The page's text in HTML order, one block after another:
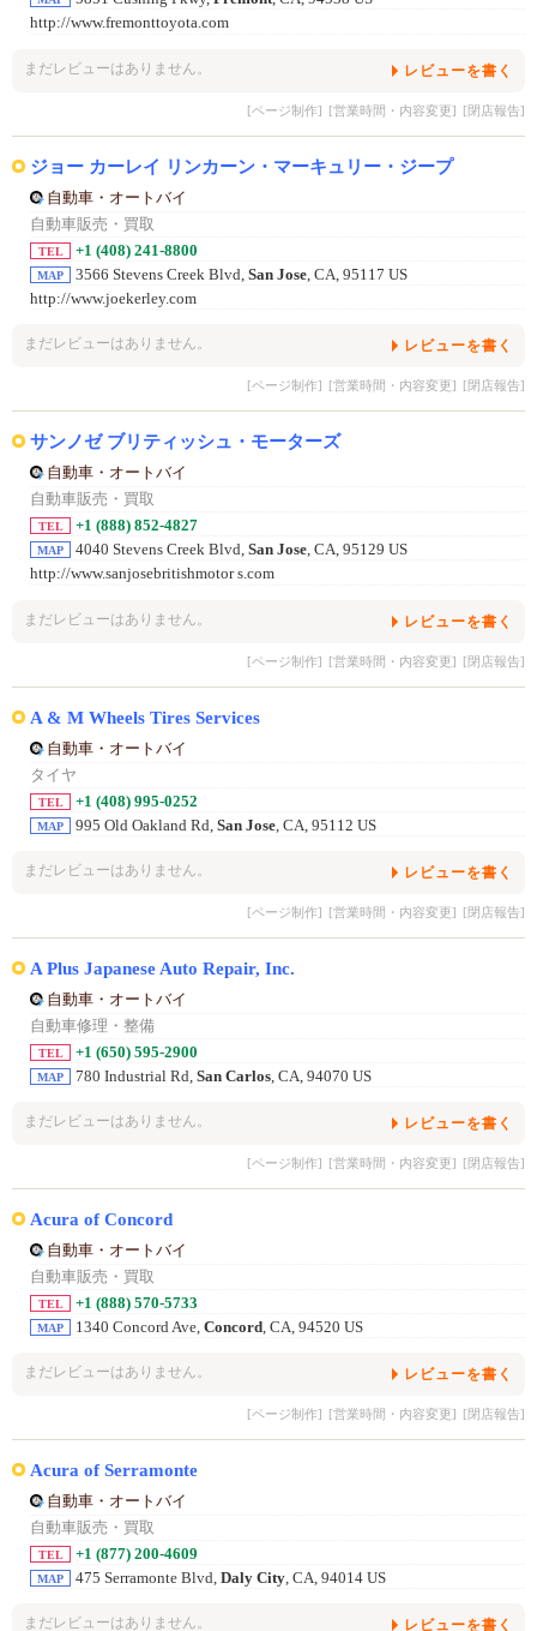
http://www.fremonttoyota.com
まだレビューはありません。 レビューを書く
[ページ制作] [営業時間・内容変更] [閉店報告]
ジョー カーレイ リンカーン・マーキュリー・ジープ
自動車・オートバイ
自動車販売・買取
TEL +1 (408) 241-8800
MAP 3566 Stevens Creek Blvd, San Jose , CA, 95117 US
http://www.joekerley.com
まだレビューはありません。 レビューを書く
[ページ制作] [営業時間・内容変更] [閉店報告]
サンノゼ ブリティッシュ・モーターズ
自動車・オートバイ
自動車販売・買取
TEL +1 (888) 852-4827
MAP 4040 Stevens Creek Blvd, San Jose, CA, 95129 US
http://www.sanjosebritishmotor s.com
まだレビューはありません。 レビューを書く
[ページ制作] [営業時間・内容変更] [閉店報告]
A & M Wheels Tires Services
自動車・オートバイ
タイヤ
TEL +1 (408) 995-0252
MAP 995 Old Oakland Rd, San Jose, CA, 95112 US
まだレビューはありません。 レビューを書く
[ページ制作] [営業時間・内容変更] [閉店報告]
A Plus Japanese Auto Repair, Inc.
自動車・オートバイ
自動車修理・整備
TEL +1 (650) 595-2900
MAP 780 Industrial Rd, San Carlos, CA, 94070 US
まだレビューはありません。 レビューを書く
[ページ制作] [営業時間・内容変更] [閉店報告]
Acura of Concord
自動車・オートバイ
自動車販売・買取
TEL +1 (888) 570-5733
MAP 1340 Concord Ave, Concord, CA, 94520 US
まだレビューはありません。 レビューを書く
[ページ制作] [営業時間・内容変更] [閉店報告]
Acura of Serramonte
自動車・オートバイ
自動車販売・買取
TEL +1 (877) 200-4609
MAP 475 Serramonte Blvd, Daly City, CA, 94014 US
まだレビューはありません。 レビューを書く